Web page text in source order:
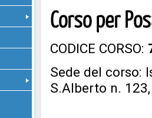
Corso per
CODICE CORSO:
Sede del corso:
S.Alberto n.